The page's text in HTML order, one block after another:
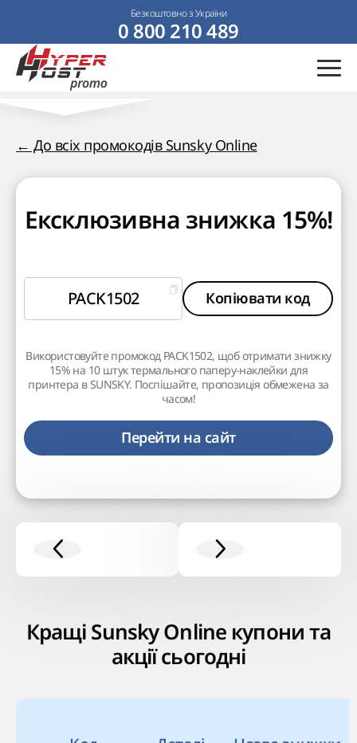
Безкоштовно з України
0 800 210 489
← До всіх промокодів Sunsky Online
Ексклюзивна знижка 15%!
PACK1502 Копіювати код
Використовуйте промокод PACK1502, щоб отримати знижку
15% на 10 штук термального паперу-наклейки для
принтера в SUNSKY. Поспішайте, пропозиція обмежена за
часом!
Перейти на сайт
Кращі Sunsky Online купони та
акції сьогодні